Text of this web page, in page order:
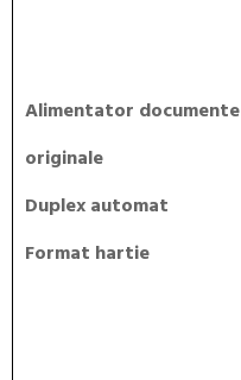
Alimentator documente
originale
Duplex automat
Format hartie